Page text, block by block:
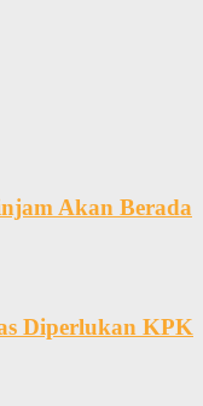
Akan Berada
Diperlukan KPK